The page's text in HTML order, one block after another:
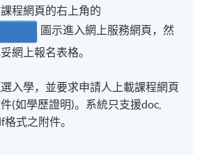
程網頁的右上角的
圖示進入網上服務網頁，然
網上報名表格。
入學，並要求申請人上載課程網頁
(如學歷證明)。系統只支援doc,
式之附件。